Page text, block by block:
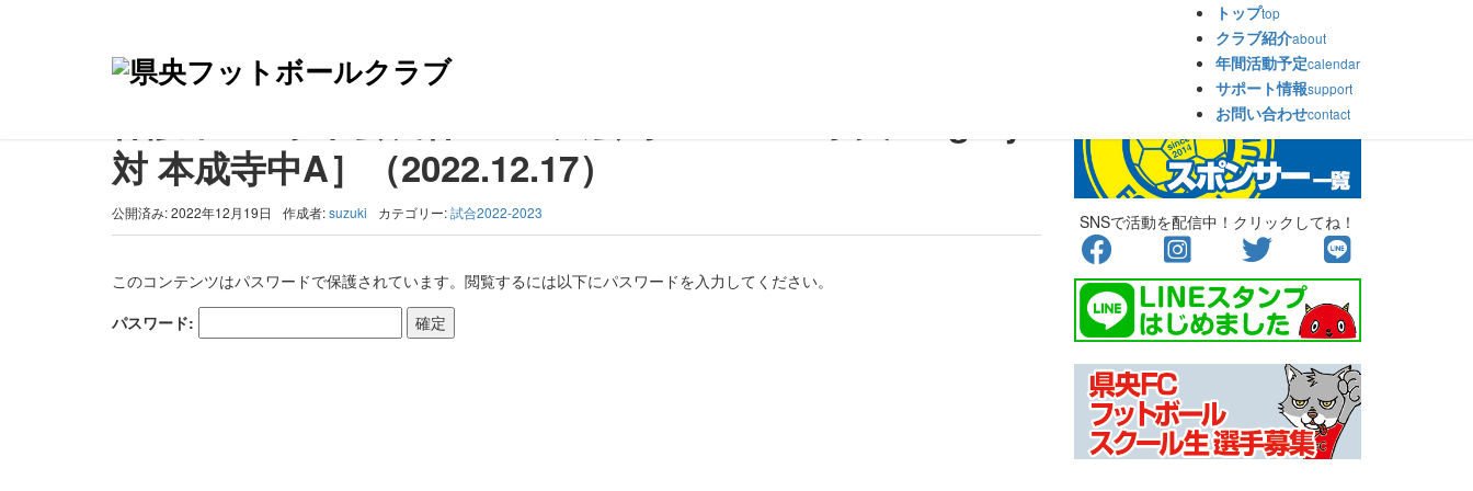
トップtop
クラブ紹介about
年間活動予定calendar
サポート情報support
お問い合わせcontact
トップ> 試合2022-2023 保護中: 三条市会長杯ﾌｯﾄｻﾙ大会 予選ﾘｰｸﾞ［県央FC gray 対 本成寺中A］（2022.12.17）
対 本成寺中A］（2022.12.17）
公開済み: 2022年12月19日 作成者:suzuki カテゴリー:試合2022-2023
このコンテンツはパスワードで保護されています。閲覧するには以下にパスワードを入力してください。
パスワード:
SNSで活動を配信中！クリックしてね！